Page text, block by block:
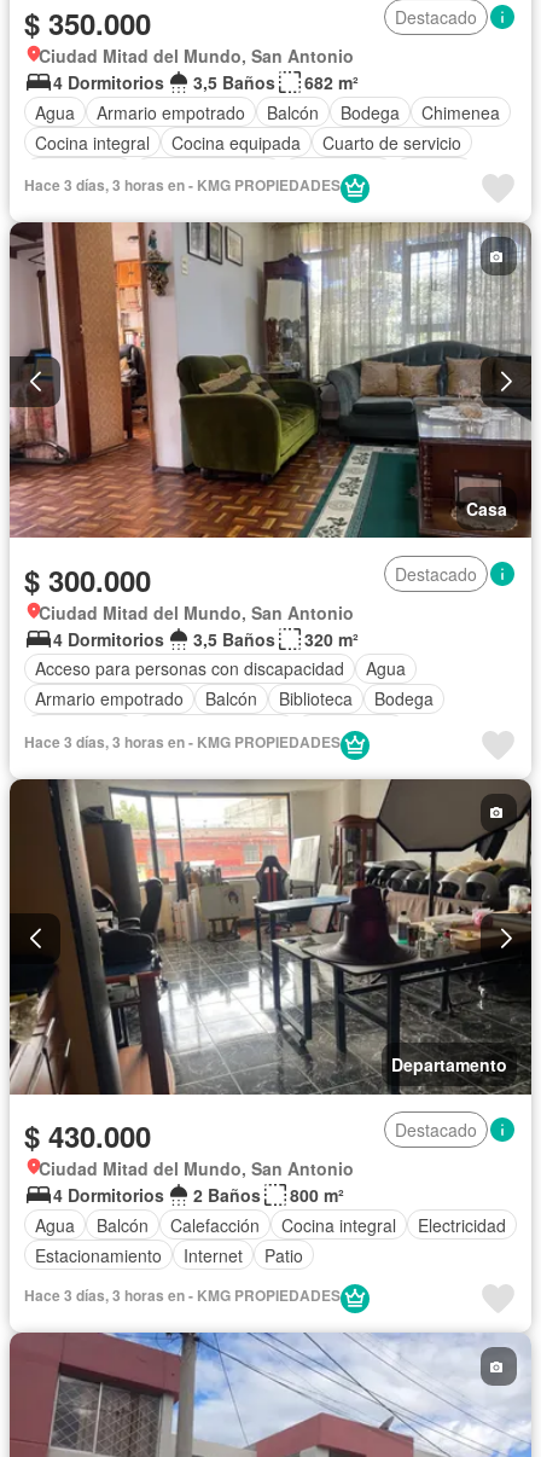
$ 350.000
Destacado
Ciudad Mitad del Mundo, San Antonio
4 Dormitorios
3,5 Baños
682 m²
Agua
Armario empotrado Balcón Bodega
Chimenea
Cocina integral
Cocina equipada
Cuarto de servicio
Gas natural
Vista panorámica
Hace 3 días, 3 horas en - KMG PROPIEDADES
Casa
$ 300.000
Destacado
Ciudad Mitad del Mundo, San Antonio
4 Dormitorios
3,5 Baños
320 m²
Acceso para personas con discapacidad
Agua
Armario empotrado
Balcón Biblioteca
Bodega
Electricidad
Terraza
Vista panorámica
Sin amoblar
Hace 3 días, 3 horas en - KMG PROPIEDADES
Departamento
$ 430.000
Destacado
Ciudad Mitad del Mundo, San Antonio
4 Dormitorios
2 Baños
800 m²
Agua
Balcón Calefacción Cocina integral
Electricidad
Estacionamiento
Internet Patio
Hace 3 días, 3 horas en - KMG PROPIEDADES